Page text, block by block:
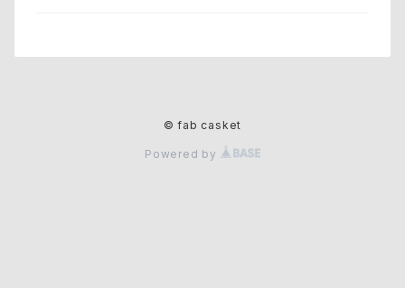
© fab casket
Powered by